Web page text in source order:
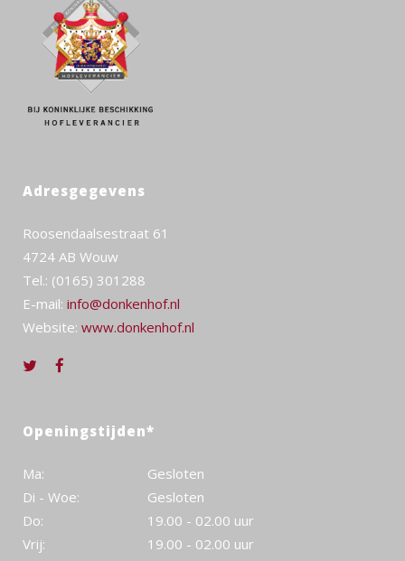
Adresgegevens
Roosendaalsestraat 61
4724 AB Wouw
Tel.: (0165) 301288
E-mail: info@donkenhof.nl
Website: www.donkenhof.nl
Openingstijden*
Ma:
Gesloten
Di - Woe:
Gesloten
Do:
19.00 - 02.00 uur
Vrij:
19.00 - 02.00 uur